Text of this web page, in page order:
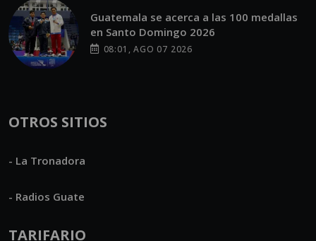
Guatemala se acerca a las 100 medallas
en Santo Domingo 2026
08:01, AGO 07 2026
OTROS SITIOS
- La Tronadora
- Radios Guate
TARIFARIO